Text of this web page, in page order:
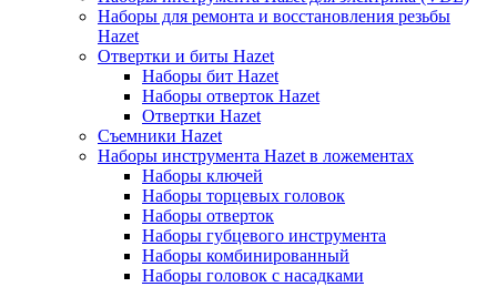
Наборы для ремонта и восстановления резьбы
Hazet
Отвертки и биты Hazet
Наборы бит Hazet
Наборы отверток Hazet
Отвертки Hazet
Съемники Hazet
Наборы инструмента Hazet в ложементах
Наборы ключей
Наборы торцевых головок
Наборы отверток
Наборы губцевого инструмента
Наборы комбинированный
Наборы головок с насадками